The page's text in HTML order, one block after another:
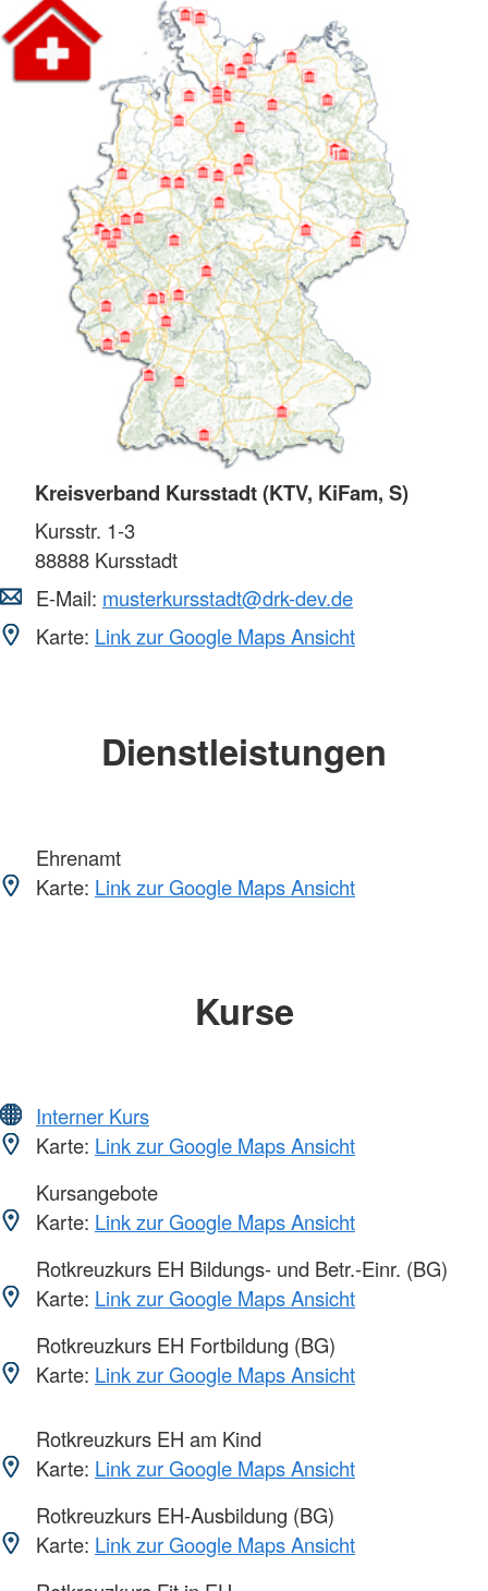
Kreisverband Kursstadt (KTV, KiFam, S)
Kursstr. 1-3
88888 Kursstadt
E-Mail: musterkursstadt@drk-dev.de
Karte: Link zur Google Maps Ansicht
Dienstleistungen
Ehrenamt
Karte: Link zur Google Maps Ansicht
Kurse
Interner Kurs
Karte: Link zur Google Maps Ansicht
Kursangebote
Karte: Link zur Google Maps Ansicht
Rotkreuzkurs EH Bildungs- und Betr.-Einr. (BG)
Karte: Link zur Google Maps Ansicht
Rotkreuzkurs EH Fortbildung (BG)
Karte: Link zur Google Maps Ansicht
Rotkreuzkurs EH am Kind
Karte: Link zur Google Maps Ansicht
Rotkreuzkurs EH-Ausbildung (BG)
Karte: Link zur Google Maps Ansicht